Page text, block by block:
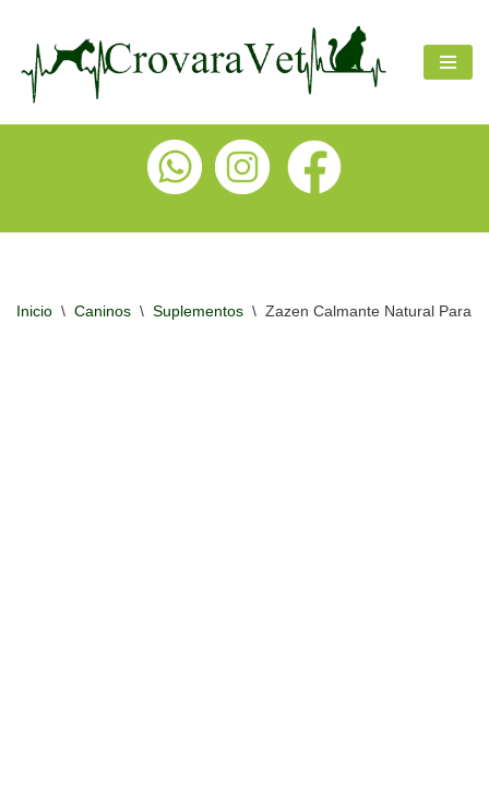
Inicio \ Caninos \ Suplementos \ Zazen Calmante Natural Para